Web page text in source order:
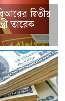
দ্বিতীয়
তারেক